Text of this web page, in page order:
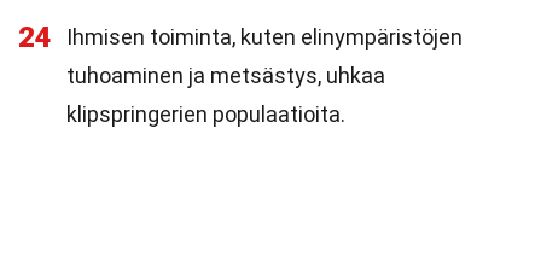
24
Ihmisen toiminta, kuten elinympäristöjen
tuhoaminen ja metsästys, uhkaa
klipspringerien populaatioita.